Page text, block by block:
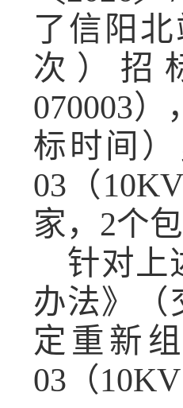
了信阳
次）招
070003）
标时间
03（
家， 2个
针对上
办法》（
定重新
03（